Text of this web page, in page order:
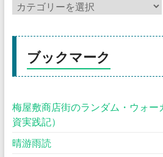
ブックマーク
梅屋敷商店街のランダム・ウォー
資実践記）
晴游雨読